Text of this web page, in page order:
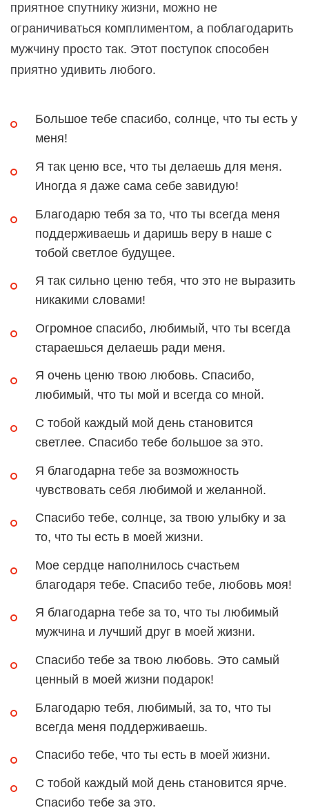
приятное спутнику жизни, можно не
ограничиваться комплиментом, а поблагодарить
мужчину просто так. Этот поступок способен
приятно удивить любого.
Большое тебе спасибо, солнце, что ты есть у
меня!
Я так ценю все, что ты делаешь для меня.
Иногда я даже сама себе завидую!
Благодарю тебя за то, что ты всегда меня
поддерживаешь и даришь веру в наше с
тобой светлое будущее.
Я так сильно ценю тебя, что это не выразить
никакими словами!
Огромное спасибо, любимый, что ты всегда
стараешься делаешь ради меня.
Я очень ценю твою любовь. Спасибо,
любимый, что ты мой и всегда со мной.
С тобой каждый мой день становится
светлее. Спасибо тебе большое за это.
Я благодарна тебе за возможность
чувствовать себя любимой и желанной.
Спасибо тебе, солнце, за твою улыбку и за
то, что ты есть в моей жизни.
Мое сердце наполнилось счастьем
благодаря тебе. Спасибо тебе, любовь моя!
Я благодарна тебе за то, что ты любимый
мужчина и лучший друг в моей жизни.
Спасибо тебе за твою любовь. Это самый
ценный в моей жизни подарок!
Благодарю тебя, любимый, за то, что ты
всегда меня поддерживаешь.
Спасибо тебе, что ты есть в моей жизни.
С тобой каждый мой день становится ярче.
Спасибо тебе за это.